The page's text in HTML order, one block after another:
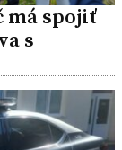
má spojiť
s